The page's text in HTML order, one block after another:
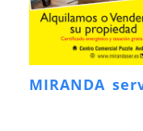
MIRANDA